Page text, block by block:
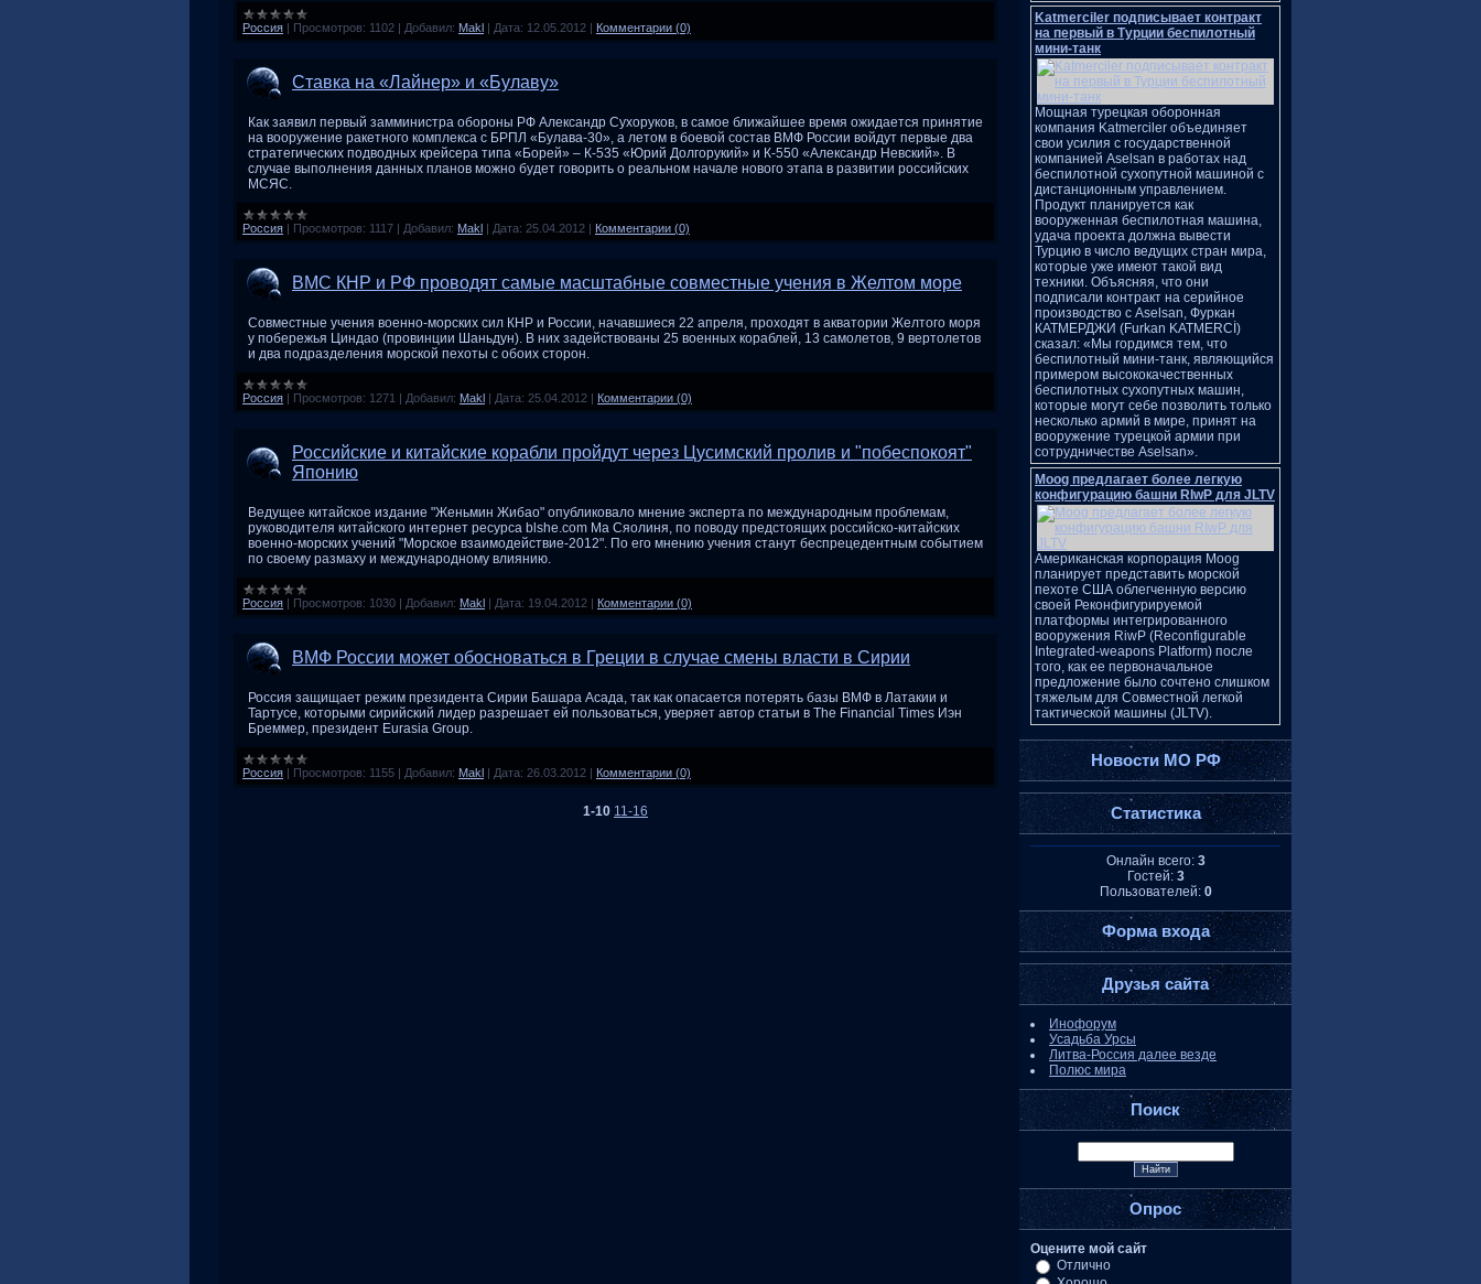
Россия | Просмотров: 1102 | Добавил: Makl | Дата: 12.05.2012 | Комментарии (0)
Ставка на «Лайнер» и «Булаву»
Как заявил первый замминистра обороны РФ Александр Сухоруков, в самое ближайшее время ожидается принятие
на вооружение ракетного комплекса с БРПЛ «Булава-30», а летом в боевой состав ВМФ России войдут первые два
стратегических подводных крейсера типа «Борей» – К-535 «Юрий Долгорукий» и К-550 «Александр Невский». В
случае выполнения данных планов можно будет говорить о реальном начале нового этапа в развитии российских
МСЯС.
Россия | Просмотров: 1117 | Добавил: Makl | Дата: 25.04.2012 | Комментарии (0)
ВМС КНР и РФ проводят самые масштабные совместные учения в Желтом море
Совместные учения военно-морских сил КНР и России, начавшиеся 22 апреля, проходят в акватории Желтого моря
у побережья Циндао (провинции Шаньдун). В них задействованы 25 военных кораблей, 13 самолетов, 9 вертолетов
и два подразделения морской пехоты с обоих сторон.
Россия | Просмотров: 1271 | Добавил: Makl | Дата: 25.04.2012 | Комментарии (0)
Российские и китайские корабли пройдут через Цусимский пролив и "побеспокоят"
Японию
Ведущее китайское издание "Женьмин Жибао" опубликовало мнение эксперта по международным проблемам,
руководителя китайского интернет ресурса blshe.com Ма Сяолиня, по поводу предстоящих российско-китайских
военно-морских учений "Морское взаимодействие-2012". По его мнению учения станут беспрецедентным событием
по своему размаху и международному влиянию.
Россия | Просмотров: 1030 | Добавил: Makl | Дата: 19.04.2012 | Комментарии (0)
ВМФ России может обосноваться в Греции в случае смены власти в Сирии
Россия защищает режим президента Сирии Башара Асада, так как опасается потерять базы ВМФ в Латакии и
Тартусе, которыми сирийский лидер разрешает ей пользоваться, уверяет автор статьи в The Financial Times Иэн
Бреммер, президент Eurasia Group.
Россия | Просмотров: 1155 | Добавил: Makl | Дата: 26.03.2012 | Комментарии (0)
1-10 11-16
Katmerciler подписывает контракт
на первый в Турции беспилотный
мини-танк
Мощная турецкая оборонная
компания Katmerciler объединяет
свои усилия с государственной
компанией Aselsan в работах над
беспилотной сухопутной машиной с
дистанционным управлением.
Продукт планируется как
вооруженная беспилотная машина,
удача проекта должна вывести
Турцию в число ведущих стран мира,
которые уже имеют такой вид
техники. Объясняя, что они
подписали контракт на серийное
производство с Aselsan, Фуркан
КАТМЕРДЖИ (Furkan KATMERCİ)
сказал: «Мы гордимся тем, что
беспилотный мини-танк, являющийся
примером высококачественных
беспилотных сухопутных машин,
которые могут себе позволить только
несколько армий в мире, принят на
вооружение турецкой армии при
сотрудничестве Aselsan».
Moog предлагает более легкую
конфигурацию башни RIwP для JLTV
Американская корпорация Moog
планирует представить морской
пехоте США облегченную версию
своей Реконфигурируемой
платформы интегрированного
вооружения RiwP (Reconfigurable
Integrated-weapons Platform) после
того, как ее первоначальное
предложение было сочтено слишком
тяжелым для Совместной легкой
тактической машины (JLTV).
Новости МО РФ
Статистика
Онлайн всего: 3
Гостей: 3
Пользователей: 0
Форма входа
Друзья сайта
Инофорум
Усадьба Урсы
Литва-Россия далее везде
Полюс мира
Поиск
Опрос
Оцените мой сайт
Отлично